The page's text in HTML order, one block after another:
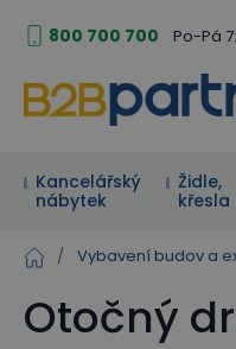
800 700 700 Po-Pá
Kancelářský
nábytek
Židle,
křesla
/ Vybavení budov a
Otočný